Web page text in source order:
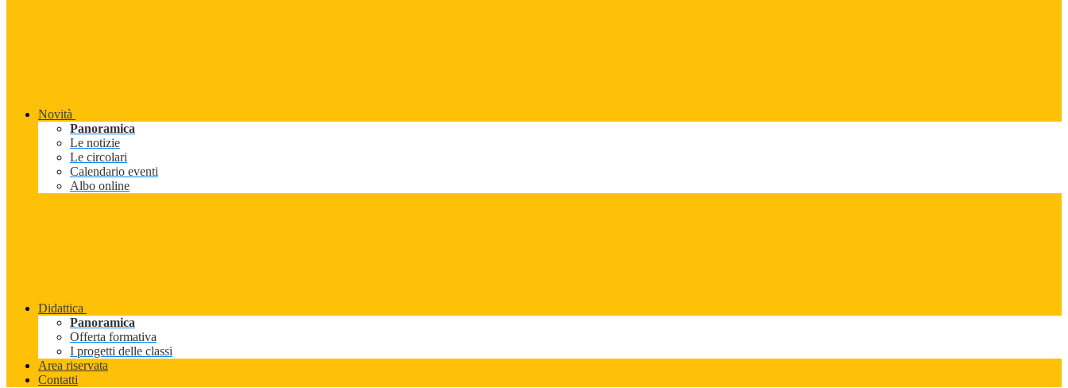
Novità
Panoramica
Le notizie
Le circolari
Calendario eventi
Albo online
Didattica
Panoramica
Offerta formativa
I progetti delle classi
Area riservata
Contatti